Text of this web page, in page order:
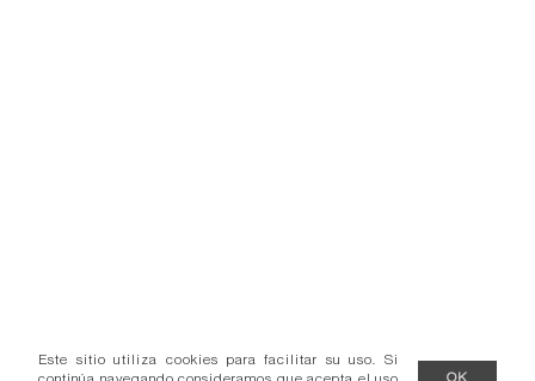
continúa navegando consideramos que acepta el uso